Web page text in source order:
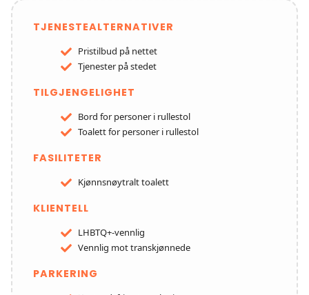
TJENESTEALTERNATIVER
Pristilbud på nettet
Tjenester på stedet
TILGJENGELIGHET
Bord for personer i rullestol
Toalett for personer i rullestol
FASILITETER
Kjønnsnøytralt toalett
KLIENTELL
LHBTQ+-vennlig
Vennlig mot transkjønnede
PARKERING